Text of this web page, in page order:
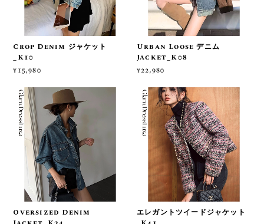
Crop Denim ジャケット
_K10
¥15,980
Urban Loose デニム
Jacket_K08
¥22,980
Oversized Denim
エレガントツイードジャケット